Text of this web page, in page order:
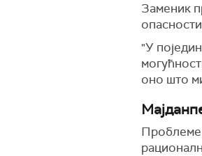
Заменик
"У
оно што
Проблеме